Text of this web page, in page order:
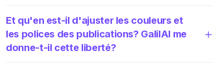
Et qu'en est-il d'ajuster les couleurs et
les polices des publications? GalilAI me
donne-t-il cette liberté?